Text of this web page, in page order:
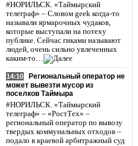
#НОРИЛЬСК. «Таймырский
телеграф» – Словом geek когда-то
называли ярмарочных чудаков,
которые выступали на потеху
публике. Сейчас гиками называют
людей, очень сильно увлеченных
каким-то…
14:10
Региональный оператор не
может вывезти мусор из
поселков Таймыра
#НОРИЛЬСК. «Таймырский
телеграф» – «РостТех» –
региональный оператор по вывозу
твердых коммунальных отходов –
подало в краевой арбитражный суд